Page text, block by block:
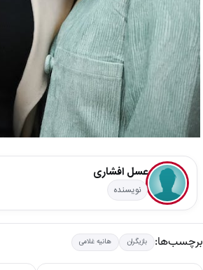
عسل افشاری
نویسنده
برچسب‌ها: بازیگران هانیه غلامی